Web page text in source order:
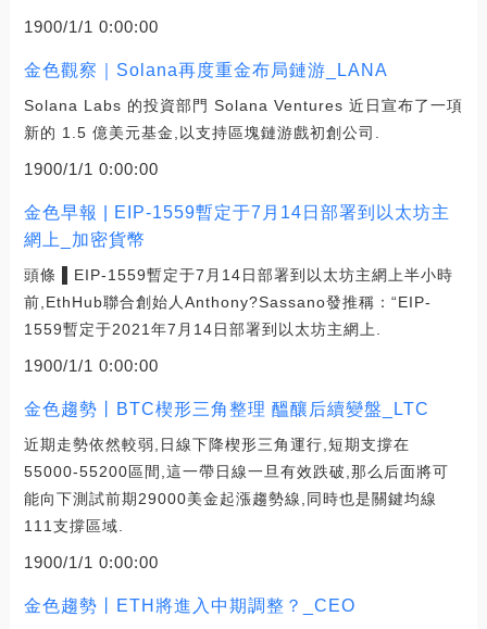
1900/1/1 0:00:00
金色觀察｜Solana再度重金布局鏈游_LANA
Solana Labs 的投資部門 Solana Ventures 近日宣布了一項
新的 1.5 億美元基金,以支持區塊鏈游戲初創公司.
1900/1/1 0:00:00
金色早報 | EIP-1559暫定于7月14日部署到以太坊主
網上_加密貨幣
頭條 ▌EIP-1559暫定于7月14日部署到以太坊主網上半小時
前,EthHub聯合創始人Anthony?Sassano發推稱：“EIP-
1559暫定于2021年7月14日部署到以太坊主網上.
1900/1/1 0:00:00
金色趨勢丨BTC楔形三角整理 醞釀后續變盤_LTC
近期走勢依然較弱,日線下降楔形三角運行,短期支撐在
55000-55200區間,這一帶日線一旦有效跌破,那么后面將可
能向下測試前期29000美金起漲趨勢線,同時也是關鍵均線
111支撐區域.
1900/1/1 0:00:00
金色趨勢丨ETH將進入中期調整？_CEO